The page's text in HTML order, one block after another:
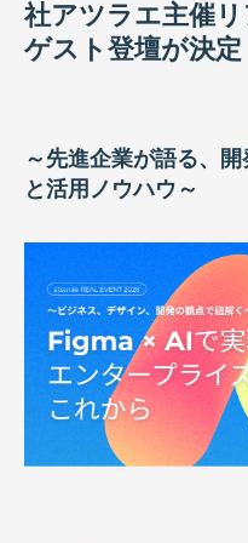
社アツラエ主催
ゲスト登壇が決定
～先進企業が語る、
と活用ノウハウ～